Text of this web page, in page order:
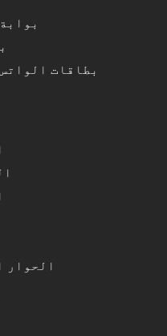
بطاقات
الحوار